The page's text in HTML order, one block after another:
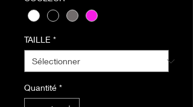
TAILLE *
Quantité *